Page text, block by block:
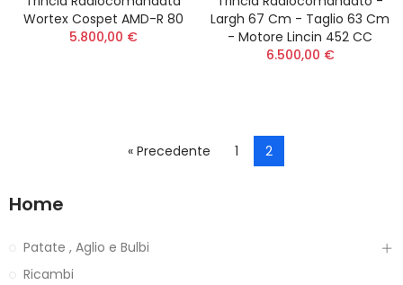
Wortex Cospet AMD-R 80
5.800,00 €
Largh 67 Cm - Taglio 63 Cm
- Motore Lincin 452 CC
6.500,00 €
« Precedente 1 2
Home
Patate , Aglio e Bulbi
Ricambi